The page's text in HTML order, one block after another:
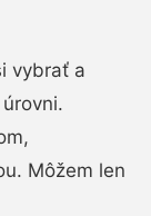
vybrať a
Môžem len